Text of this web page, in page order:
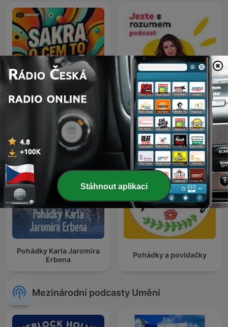
Sakra, o čem to bylo? Jezte s rozumem SPECIÁL
Pohádky Karla Jaromíra
Erbena
Pohádky a povídačky
Mezinárodní podcasty Umění
Stáhnout aplikaci